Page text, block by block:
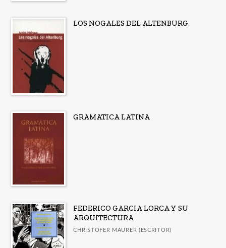
LOS NOGALES DEL ALTENBURG
GRAMATICA LATINA
FEDERICO GARCIA LORCA Y SU
ARQUITECTURA
CHRISTOFER MAURER (ESCRITOR)